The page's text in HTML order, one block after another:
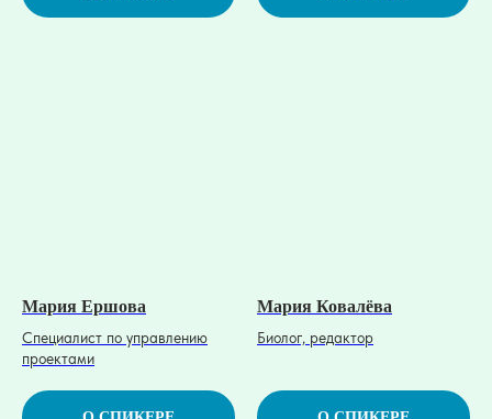
Мария Ершова
Cпециалист по управлению
проектами
Мария Ковалёва
Биолог, редактор